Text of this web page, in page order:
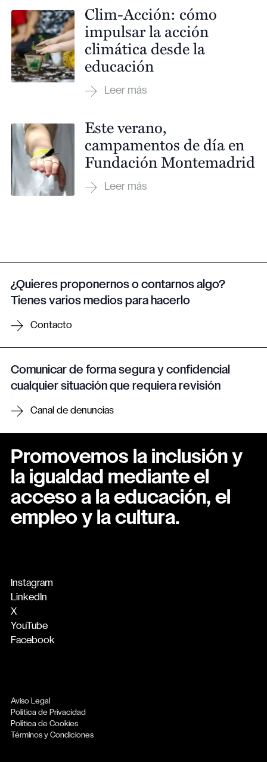
Clim-Acción: cómo
impulsar la acción
climática desde la
educación
Este verano,
campamentos de día en
Fundación Montemadrid
¿Quieres proponernos o contarnos algo?
Tienes varios medios para hacerlo
Contacto
Comunicar de forma segura y confidencial
cualquier situación que requiera revisión
Canal de denuncias
Promovemos la inclusión y
la igualdad mediante el
acceso a la educación, el
empleo y la cultura.
Instagram
LinkedIn
X
YouTube
Facebook
Aviso Legal
Política de Privacidad
Política de Cookies
Términos y Condiciones